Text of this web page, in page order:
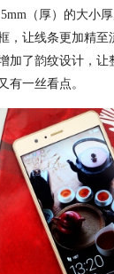
（厚）的大小
，让线条更加精至
加了韵纹设计，让
有一丝看点。